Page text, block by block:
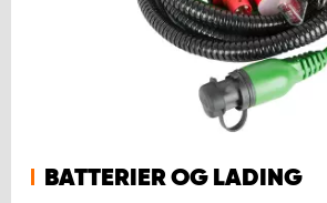
BATTERIER OG LADING